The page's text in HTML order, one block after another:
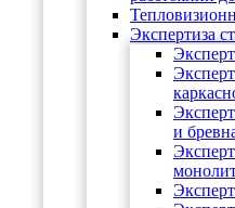
Экспертиза
и